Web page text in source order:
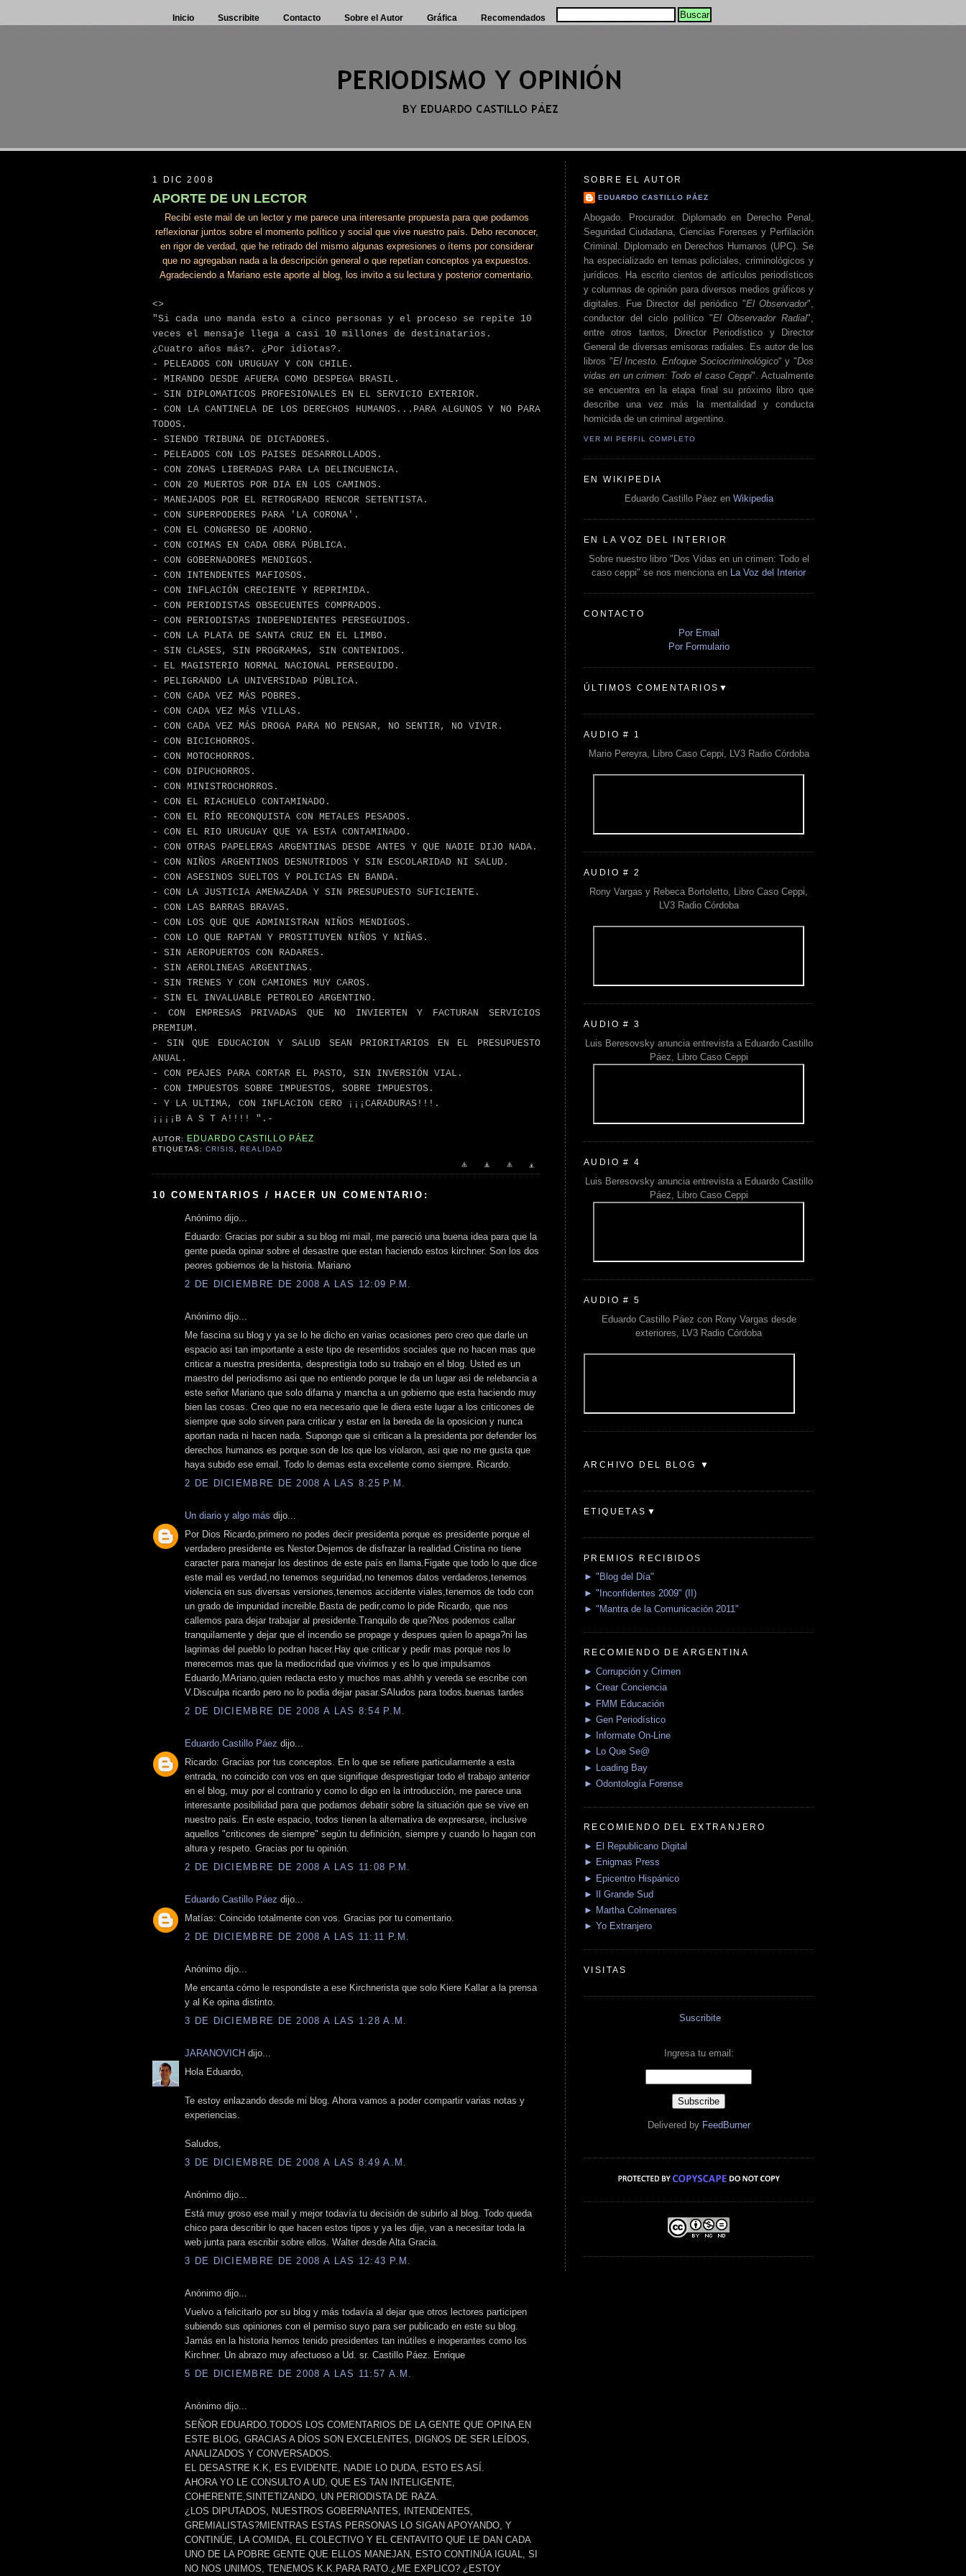
Inicio Suscribite Contacto Sobre el Autor Gráfica Recomendados
1 DIC 2008
APORTE DE UN LECTOR
Recibí este mail de un lector y me parece una interesante propuesta para que podamos
reflexionar juntos sobre el momento político y social que vive nuestro país. Debo reconocer,
en rigor de verdad, que he retirado del mismo algunas expresiones o ítems por considerar
que no agregaban nada a la descripción general o que repetían conceptos ya expuestos.
Agradeciendo a Mariano este aporte al blog, los invito a su lectura y posterior comentario.
<>
"Si cada uno manda esto a cinco personas y el proceso se repite 10
veces el mensaje llega a casi 10 millones de destinatarios.
¿Cuatro años más?. ¿Por idiotas?.
- PELEADOS CON URUGUAY Y CON CHILE.
- MIRANDO DESDE AFUERA COMO DESPEGA BRASIL.
- SIN DIPLOMATICOS PROFESIONALES EN EL SERVICIO EXTERIOR.
- CON LA CANTINELA DE LOS DERECHOS HUMANOS...PARA ALGUNOS Y NO PARA
TODOS.
- SIENDO TRIBUNA DE DICTADORES.
- PELEADOS CON LOS PAISES DESARROLLADOS.
- CON ZONAS LIBERADAS PARA LA DELINCUENCIA.
- CON 20 MUERTOS POR DIA EN LOS CAMINOS.
- MANEJADOS POR EL RETROGRADO RENCOR SETENTISTA.
- CON SUPERPODERES PARA 'LA CORONA'.
- CON EL CONGRESO DE ADORNO.
- CON COIMAS EN CADA OBRA PÚBLICA.
- CON GOBERNADORES MENDIGOS.
- CON INTENDENTES MAFIOSOS.
- CON INFLACIÓN CRECIENTE Y REPRIMIDA.
- CON PERIODISTAS OBSECUENTES COMPRADOS.
- CON PERIODISTAS INDEPENDIENTES PERSEGUIDOS.
- CON LA PLATA DE SANTA CRUZ EN EL LIMBO.
- SIN CLASES, SIN PROGRAMAS, SIN CONTENIDOS.
- EL MAGISTERIO NORMAL NACIONAL PERSEGUIDO.
- PELIGRANDO LA UNIVERSIDAD PÚBLICA.
- CON CADA VEZ MÁS POBRES.
- CON CADA VEZ MÁS VILLAS.
- CON CADA VEZ MÁS DROGA PARA NO PENSAR, NO SENTIR, NO VIVIR.
- CON BICICHORROS.
- CON MOTOCHORROS.
- CON DIPUCHORROS.
- CON MINISTROCHORROS.
- CON EL RIACHUELO CONTAMINADO.
- CON EL RÍO RECONQUISTA CON METALES PESADOS.
- CON EL RIO URUGUAY QUE YA ESTA CONTAMINADO.
- CON OTRAS PAPELERAS ARGENTINAS DESDE ANTES Y QUE NADIE DIJO NADA.
- CON NIÑOS ARGENTINOS DESNUTRIDOS Y SIN ESCOLARIDAD NI SALUD.
- CON ASESINOS SUELTOS Y POLICIAS EN BANDA.
- CON LA JUSTICIA AMENAZADA Y SIN PRESUPUESTO SUFICIENTE.
- CON LAS BARRAS BRAVAS.
- CON LOS QUE QUE ADMINISTRAN NIÑOS MENDIGOS.
- CON LO QUE RAPTAN Y PROSTITUYEN NIÑOS Y NIÑAS.
- SIN AEROPUERTOS CON RADARES.
- SIN AEROLINEAS ARGENTINAS.
- SIN TRENES Y CON CAMIONES MUY CAROS.
- SIN EL INVALUABLE PETROLEO ARGENTINO.
- CON EMPRESAS PRIVADAS QUE NO INVIERTEN Y FACTURAN SERVICIOS
PREMIUM.
- SIN QUE EDUCACION Y SALUD SEAN PRIORITARIOS EN EL PRESUPUESTO
ANUAL.
- CON PEAJES PARA CORTAR EL PASTO, SIN INVERSIÓN VIAL.
- CON IMPUESTOS SOBRE IMPUESTOS, SOBRE IMPUESTOS.
- Y LA ULTIMA, CON INFLACION CERO ¡¡¡CARADURAS!!!.
¡¡¡¡B A S T A!!!! ".-
AUTOR: EDUARDO CASTILLO PÁEZ
ETIQUETAS:CRISIS ,REALIDAD
10 COMENTARIOS / HACER UN COMENTARIO:
Anónimo dijo...
Eduardo: Gracias por subir a su blog mi mail, me pareció una buena idea para que la
gente pueda opinar sobre el desastre que estan haciendo estos kirchner. Son los dos
peores gobiernos de la historia. Mariano
2 DE DICIEMBRE DE 2008 A LAS 12:09 P.M.
Anónimo dijo...
Me fascina su blog y ya se lo he dicho en varias ocasiones pero creo que darle un
espacio asi tan importante a este tipo de resentidos sociales que no hacen mas que
criticar a nuestra presidenta, desprestigia todo su trabajo en el blog. Usted es un
maestro del periodismo asi que no entiendo porque le da un lugar asi de relebancia a
este señor Mariano que solo difama y mancha a un gobierno que esta haciendo muy
bien las cosas. Creo que no era necesario que le diera este lugar a los criticones de
siempre que solo sirven para criticar y estar en la bereda de la oposicion y nunca
aportan nada ni hacen nada. Supongo que si critican a la presidenta por defender los
derechos humanos es porque son de los que los violaron, asi que no me gusta que
haya subido ese email. Todo lo demas esta excelente como siempre. Ricardo.
2 DE DICIEMBRE DE 2008 A LAS 8:25 P.M.
Un diario y algo más dijo...
Por Dios Ricardo,primero no podes decir presidenta porque es presidente porque el
verdadero presidente es Nestor.Dejemos de disfrazar la realidad.Cristina no tiene
caracter para manejar los destinos de este país en llama.Figate que todo lo que dice
este mail es verdad,no tenemos seguridad,no tenemos datos verdaderos,tenemos
violencia en sus diversas versiones,tenemos accidente viales,tenemos de todo con
un grado de impunidad increible.Basta de pedir,como lo pide Ricardo, que nos
callemos para dejar trabajar al presidente.Tranquilo de que?Nos podemos callar
tranquilamente y dejar que el incendio se propage y despues quien lo apaga?ni las
lagrimas del pueblo lo podran hacer.Hay que criticar y pedir mas porque nos lo
merecemos mas que la mediocridad que vivimos y es lo que impulsamos
Eduardo,MAriano,quien redacta esto y muchos mas.ahhh y vereda se escribe con
V.Disculpa ricardo pero no lo podia dejar pasar.SAludos para todos.buenas tardes
2 DE DICIEMBRE DE 2008 A LAS 8:54 P.M.
Eduardo Castillo Páez dijo...
Ricardo: Gracias por tus conceptos. En lo que se refiere particularmente a esta
entrada, no coincido con vos en que signifique desprestigiar todo el trabajo anterior
en el blog, muy por el contrario y como lo digo en la introducción, me parece una
interesante posibilidad para que podamos debatir sobre la situación que se vive en
nuestro país. En este espacio, todos tienen la alternativa de expresarse, inclusive
aquellos "criticones de siempre" según tu definición, siempre y cuando lo hagan con
altura y respeto. Gracias por tu opinión.
2 DE DICIEMBRE DE 2008 A LAS 11:08 P.M.
Eduardo Castillo Páez dijo...
Matías: Coincido totalmente con vos. Gracias por tu comentario.
2 DE DICIEMBRE DE 2008 A LAS 11:11 P.M.
Anónimo dijo...
Me encanta cómo le respondiste a ese Kirchnerista que solo Kiere Kallar a la prensa
y al Ke opina distinto.
3 DE DICIEMBRE DE 2008 A LAS 1:28 A.M.
JARANOVICH dijo...
Hola Eduardo,
Te estoy enlazando desde mi blog. Ahora vamos a poder compartir varias notas y
experiencias.
Saludos,
3 DE DICIEMBRE DE 2008 A LAS 8:49 A.M.
Anónimo dijo...
Está muy groso ese mail y mejor todavía tu decisión de subirlo al blog. Todo queda
chico para describir lo que hacen estos tipos y ya les dije, van a necesitar toda la
web junta para escribir sobre ellos. Walter desde Alta Gracia.
3 DE DICIEMBRE DE 2008 A LAS 12:43 P.M.
Anónimo dijo...
Vuelvo a felicitarlo por su blog y más todavía al dejar que otros lectores participen
subiendo sus opiniones con el permiso suyo para ser publicado en este su blog.
Jamás en la historia hemos tenido presidentes tan inútiles e inoperantes como los
Kirchner. Un abrazo muy afectuoso a Ud. sr. Castillo Páez. Enrique
5 DE DICIEMBRE DE 2008 A LAS 11:57 A.M.
Anónimo dijo...
SEÑOR EDUARDO.TODOS LOS COMENTARIOS DE LA GENTE QUE OPINA EN
ESTE BLOG, GRACIAS A DÍOS SON EXCELENTES, DIGNOS DE SER LEÍDOS,
ANALIZADOS Y CONVERSADOS.
EL DESASTRE K.K, ES EVIDENTE, NADIE LO DUDA, ESTO ES ASÍ.
AHORA YO LE CONSULTO A UD, QUE ES TAN INTELIGENTE,
COHERENTE,SINTETIZANDO, UN PERIODISTA DE RAZA.
¿LOS DIPUTADOS, NUESTROS GOBERNANTES, INTENDENTES,
GREMIALISTAS?MIENTRAS ESTAS PERSONAS LO SIGAN APOYANDO, Y
CONTINÚE, LA COMIDA, EL COLECTIVO Y EL CENTAVITO QUE LE DAN CADA
UNO DE LA POBRE GENTE QUE ELLOS MANEJAN, ESTO CONTINÚA IGUAL, SI
NO NOS UNIMOS, TENEMOS K.K.PARA RATO.¿ME EXPLICO? ¿ESTOY
SOBRE EL AUTOR
EDUARDO CASTILLO PÁEZ
Abogado. Procurador. Diplomado en Derecho Penal,
Seguridad Ciudadana, Ciencias Forenses y Perfilación
Criminal. Diplomado en Derechos Humanos (UPC). Se
ha especializado en temas policiales, criminológicos y
jurídicos. Ha escrito cientos de artículos periodísticos
y columnas de opinión para diversos medios gráficos y
digitales. Fue Director del periódico "El Observador",
conductor del ciclo político "El Observador Radial",
entre otros tantos, Director Periodístico y Director
General de diversas emisoras radiales. Es autor de los
libros "El Incesto. Enfoque Sociocriminológico" y "Dos
vidas en un crimen: Todo el caso Ceppi". Actualmente
se encuentra en la etapa final su próximo libro que
describe una vez más la mentalidad y conducta
homicida de un criminal argentino.
VER MI PERFIL COMPLETO
EN WIKIPEDIA
Eduardo Castillo Páez en Wikipedia
EN LA VOZ DEL INTERIOR
Sobre nuestro libro "Dos Vidas en un crimen: Todo el
caso ceppi" se nos menciona en
La Voz del Interior
CONTACTO
Por Email
Por Formulario
ÚLTIMOS COMENTARIOS▼
AUDIO # 1
Mario Pereyra, Libro Caso Ceppi, LV3 Radio Córdoba
AUDIO # 2
Rony Vargas y Rebeca Bortoletto, Libro Caso Ceppi,
LV3 Radio Córdoba
AUDIO # 3
Luis Beresovsky anuncia entrevista a Eduardo Castillo
Páez, Libro Caso Ceppi
AUDIO # 4
Luis Beresovsky anuncia entrevista a Eduardo Castillo
Páez, Libro Caso Ceppi
AUDIO # 5
Eduardo Castillo Páez con Rony Vargas desde
exteriores, LV3 Radio Córdoba
ARCHIVO DEL BLOG ▼
ETIQUETAS▼
PREMIOS RECIBIDOS
► "Blog del Día"
► "Inconfidentes 2009" (II)
► "Mantra de la Comunicación 2011"
RECOMIENDO DE ARGENTINA
► Corrupción y Crimen
► Crear Conciencia
► FMM Educación
► Gen Periodístico
► Informate On-Line
► Lo Que Se@
► Loading Bay
► Odontología Forense
RECOMIENDO DEL EXTRANJERO
► El Republicano Digital
► Enigmas Press
► Epicentro Hispánico
► Il Grande Sud
► Martha Colmenares
► Yo Extranjero
VISITAS
Suscribite
Ingresa tu email:
Delivered by FeedBurner